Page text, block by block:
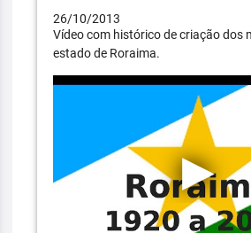
26/10/2013
Vídeo com histórico de criação dos
estado de Roraima.